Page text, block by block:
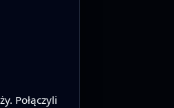
Połączyli